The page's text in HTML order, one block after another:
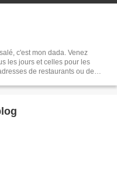
c'est mon dada. Venez
les jours et celles pour les
de restaurants ou de
Overblog